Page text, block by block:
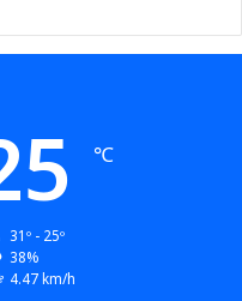
℃
31º - 25º
38%
4.47 km/h